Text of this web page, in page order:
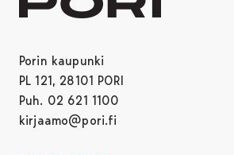
Porin kaupunki
PL 121, 28101 PORI
Puh. 02 621 1100
kirjaamo@pori.fi